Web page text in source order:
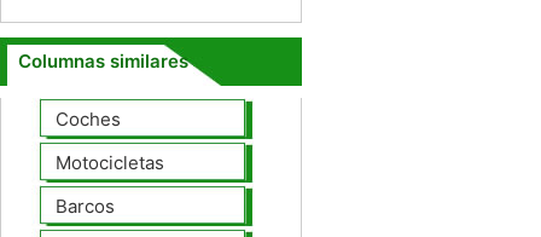
Columnas similares
Coches
Motocicletas
Barcos